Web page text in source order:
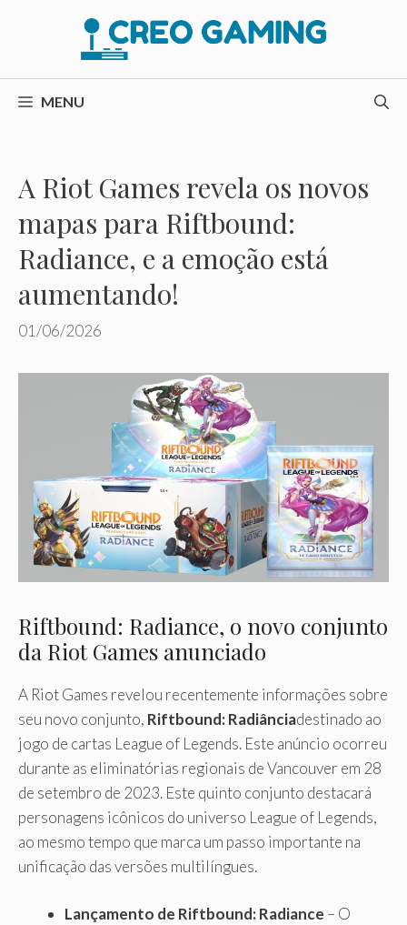
conteúdo
MENU
A Riot Games revela os novos
mapas para Riftbound:
Radiance, e a emoção está
aumentando!
01/06/2026
Riftbound: Radiance, o novo conjunto
da Riot Games anunciado
A Riot Games revelou recentemente informações sobre
seu novo conjunto, Riftbound: Radiânciadestinado ao
jogo de cartas League of Legends. Este anúncio ocorreu
durante as eliminatórias regionais de Vancouver em 28
de setembro de 2023. Este quinto conjunto destacará
personagens icônicos do universo League of Legends,
ao mesmo tempo que marca um passo importante na
unificação das versões multilíngues.
Lançamento de Riftbound: Radiance – O